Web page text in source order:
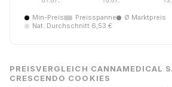
Min-Preis Preisspanne
Ø Marktpreis
Nat. Durchschnitt 6,53 €
PREISVERGLEICH CANNAMEDICAL
CRESCENDO COOKIES